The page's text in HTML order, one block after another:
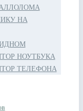
НА
НОУТБУКА
ТЕЛЕФОНА